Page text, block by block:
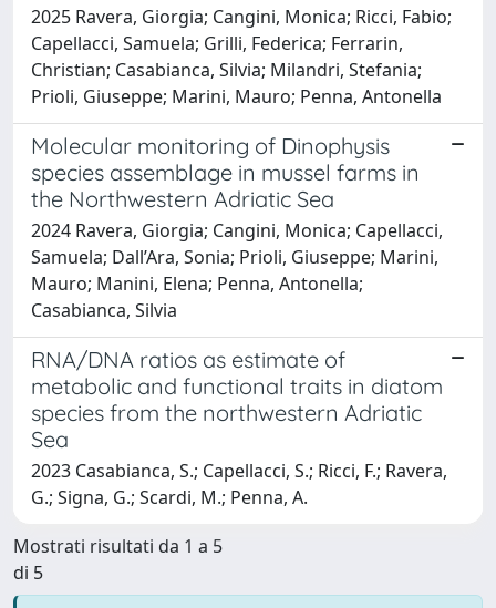
2025 Ravera, Giorgia; Cangini, Monica; Ricci, Fabio;
Capellacci, Samuela; Grilli, Federica; Ferrarin,
Christian; Casabianca, Silvia; Milandri, Stefania;
Prioli, Giuseppe; Marini, Mauro; Penna, Antonella
Molecular monitoring of Dinophysis
species assemblage in mussel farms in
the Northwestern Adriatic Sea
2024 Ravera, Giorgia; Cangini, Monica; Capellacci,
Samuela; Dall’Ara, Sonia; Prioli, Giuseppe; Marini,
Mauro; Manini, Elena; Penna, Antonella;
Casabianca, Silvia
RNA/DNA ratios as estimate of
metabolic and functional traits in diatom
species from the northwestern Adriatic
Sea
2023 Casabianca, S.; Capellacci, S.; Ricci, F.; Ravera,
G.; Signa, G.; Scardi, M.; Penna, A.
Mostrati risultati da 1 a 5
di 5